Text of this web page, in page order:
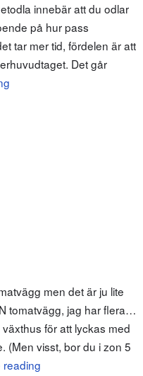
innebär att du odlar
på hur pass
tar mer tid, fördelen är att
Det går
men det är ju lite
tomatvägg, jag har flera…
för att lyckas med
(Men visst, bor du i zon 5